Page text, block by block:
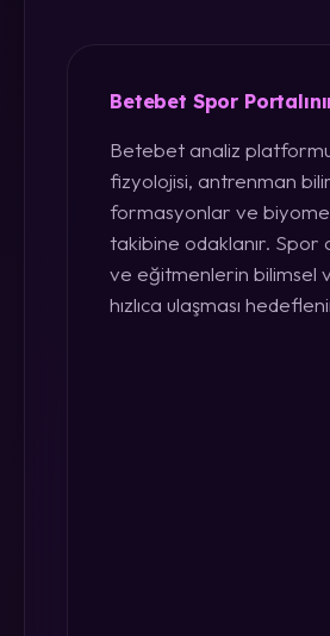
Betebet Spor
Betebet analiz
fizyolojisi, antrenman
formasyonlar ve
takibine odaklanır. Spor
ve eğitmenlerin bilimsel
hızlıca ulaşması